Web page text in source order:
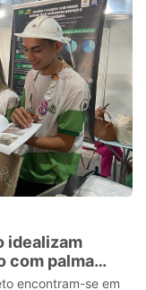
idealizam
com palma
encontram-se em